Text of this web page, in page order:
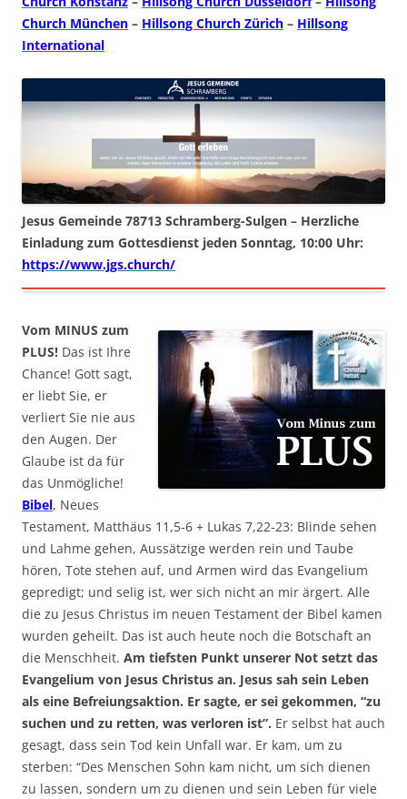
Church München – Hillsong Church Zürich – Hillsong
International
Jesus Gemeinde 78713 Schramberg-Sulgen – Herzliche
Einladung zum Gottesdienst jeden Sonntag, 10:00 Uhr:
https://www.jgs.church/
Vom MINUS zum
PLUS! Das ist Ihre
Chance! Gott sagt,
er liebt Sie, er
verliert Sie nie aus
den Augen. Der
Glaube ist da für
das Unmögliche!
Bibel, Neues
Testament, Matthäus 11,5-6 + Lukas 7,22-23: Blinde sehen
und Lahme gehen, Aussätzige werden rein und Taube
hören, Tote stehen auf, und Armen wird das Evangelium
gepredigt; und selig ist, wer sich nicht an mir ärgert. Alle
die zu Jesus Christus im neuen Testament der Bibel kamen
wurden geheilt. Das ist auch heute noch die Botschaft an
die Menschheit. Am tiefsten Punkt unserer Not setzt das
Evangelium von Jesus Christus an. Jesus sah sein Leben
als eine Befreiungsaktion. Er sagte, er sei gekommen, “zu
suchen und zu retten, was verloren ist”. Er selbst hat auch
gesagt, dass sein Tod kein Unfall war. Er kam, um zu
sterben: “Des Menschen Sohn kam nicht, um sich dienen
zu lassen, sondern um zu dienen und sein Leben für viele